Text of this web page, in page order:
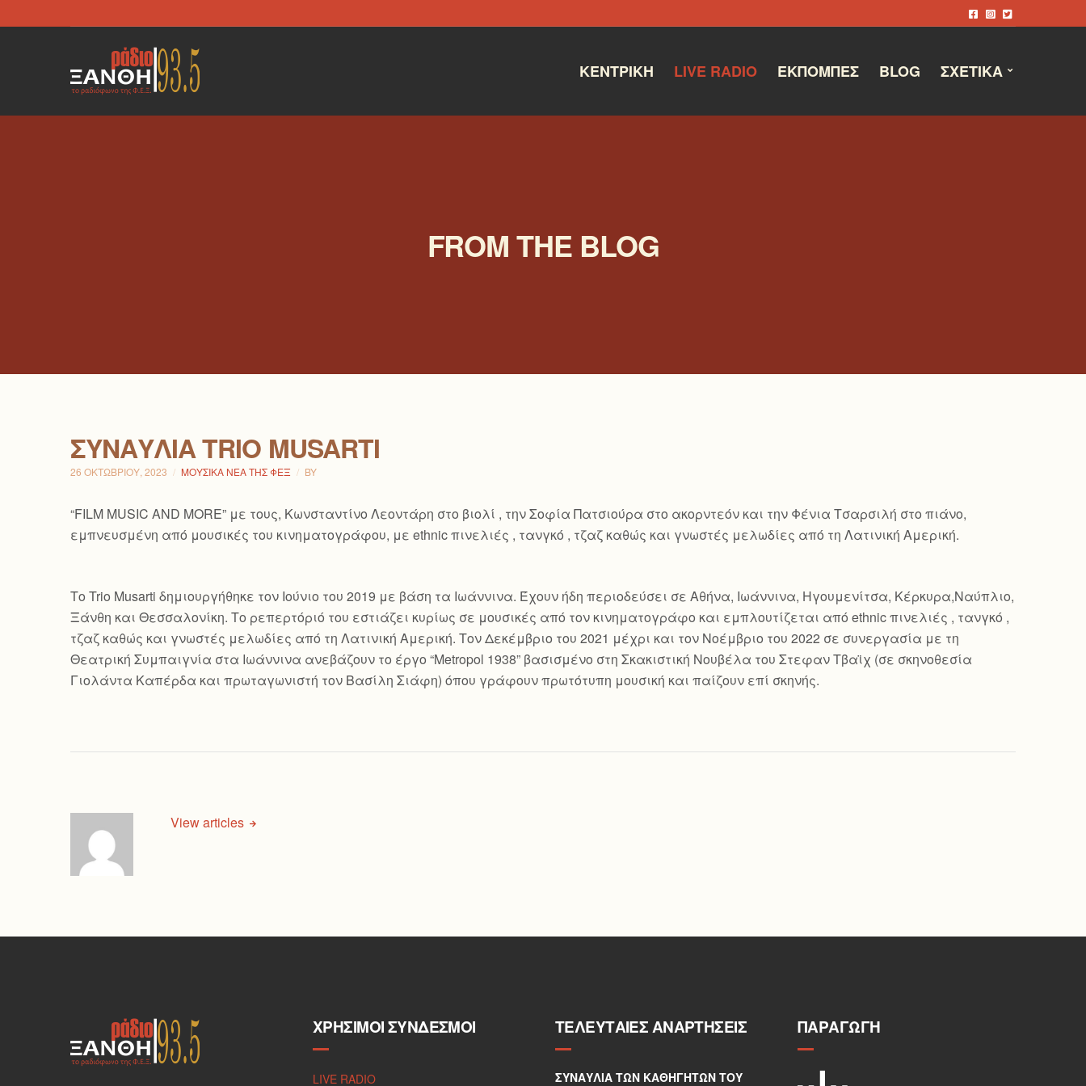
ΚΕΝΤΡΙΚΉ LIVE RADIO ΕΚΠΟΜΠΈΣ BLOG ΣΧΕΤΙΚΆ
FROM THE BLOG
ΣΥΝΑΥΛΊΑ TRIO MUSARTI
26 ΟΚΤΩΒΡΊΟΥ, 2023 ΜΟΥΣΙΚΆ ΝΈΑ ΤΗΣ ΦΕΞ BY
“FILM MUSIC AND MORE” με τους, Κωνσταντίνο Λεοντάρη στο βιολί , την Σοφία Πατσιούρα στο ακορντεόν και την Φένια Τσαρσιλή στο πιάνο,
εμπνευσμένη από μουσικές του κινηματογράφου, με ethnic πινελιές , τανγκό , τζαζ καθώς και γνωστές μελωδίες από τη Λατινική Αμερική.
Το Trio Musarti δημιουργήθηκε τον Ιούνιο του 2019 με βάση τα Ιωάννινα. Έχουν ήδη περιοδεύσει σε Αθήνα, Ιωάννινα, Ηγουμενίτσα, Κέρκυρα,Ναύπλιο,
Ξάνθη και Θεσσαλονίκη. Το ρεπερτόριό του εστιάζει κυρίως σε μουσικές από τον κινηματογράφο και εμπλουτίζεται από ethnic πινελιές , τανγκό ,
τζαζ καθώς και γνωστές μελωδίες από τη Λατινική Αμερική. Τον Δεκέμβριο του 2021 μέχρι και τον Νοέμβριο του 2022 σε συνεργασία με τη
Θεατρική Συμπαιγνία στα Ιωάννινα ανεβάζουν το έργο “Metropol 1938” βασισμένο στη Σκακιστική Νουβέλα του Στεφαν Τβαϊχ (σε σκηνοθεσία
Γιολάντα Καπέρδα και πρωταγωνιστή τον Βασίλη Σιάφη) όπου γράφουν πρωτότυπη μουσική και παίζουν επί σκηνής.
View articles
ΧΡΉΣΙΜΟΙ ΣΎΝΔΕΣΜΟΙ
LIVE RADIO
ΤΕΛΕΥΤΑΊΕΣ ΑΝΑΡΤΉΣΕΙΣ
ΣΥΝΑΥΛΊΑ ΤΩΝ ΚΑΘΗΓΗΤΏΝ ΤΟΥ
ΠΑΡΑΓΩΓΉ